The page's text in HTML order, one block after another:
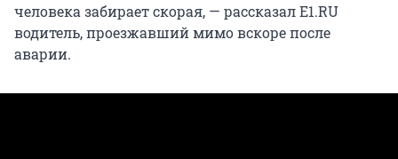
человека забирает скорая, — рассказал E1.RU
водитель, проезжавший мимо вскоре после
аварии.